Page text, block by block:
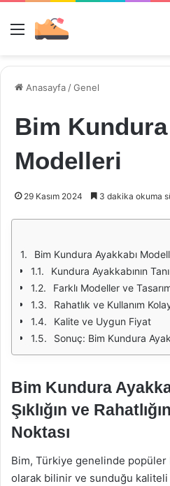
Menü
Anasayfa /Genel
Bim Kundura
Modelleri
29 Kasım 2024 3 dakika okuma
Bim Kundura Ayakkabı Modelleri:
Kundura Ayakkabının
Farklı Modeller ve
Rahatlık ve Kullanım
Kalite ve Uygun Fiyat
Sonuç: Bim Kundura Ayakkabıları
Bim Kundura
Şıklığın ve
Noktası
Bim, Türkiye genelinde
olarak bilinir ve sunduğu